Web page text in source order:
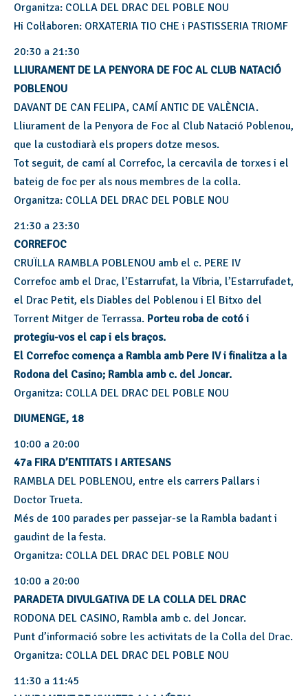
Organitza: COLLA DEL DRAC DEL POBLE NOU
Hi Col·laboren: ORXATERIA TIO CHE i PASTISSERIA TRIOMF
20:30 a 21:30
LLIURAMENT DE LA PENYORA DE FOC AL CLUB NATACIÓ
POBLENOU
DAVANT DE CAN FELIPA, CAMÍ ANTIC DE VALÈNCIA.
Lliurament de la Penyora de Foc al Club Natació Poblenou,
que la custodiarà els propers dotze mesos.
Tot seguit, de camí al Correfoc, la cercavila de torxes i el
bateig de foc per als nous membres de la colla.
Organitza: COLLA DEL DRAC DEL POBLE NOU
21:30 a 23:30
CORREFOC
CRUÏLLA RAMBLA POBLENOU amb el c. PERE IV
Correfoc amb el Drac, l’Estarrufat, la Víbria, l’Estarrufadet,
el Drac Petit, els Diables del Poblenou i El Bitxo del
Torrent Mitger de Terrassa. Porteu roba de cotó i
protegiu-vos el cap i els braços.
El Correfoc comença a Rambla amb Pere IV i finalitza a la
Rodona del Casino; Rambla amb c. del Joncar.
Organitza: COLLA DEL DRAC DEL POBLE NOU
DIUMENGE, 18
10:00 a 20:00
47a FIRA D’ENTITATS I ARTESANS
RAMBLA DEL POBLENOU, entre els carrers Pallars i
Doctor Trueta.
Més de 100 parades per passejar-se la Rambla badant i
gaudint de la festa.
Organitza: COLLA DEL DRAC DEL POBLE NOU
10:00 a 20:00
PARADETA DIVULGATIVA DE LA COLLA DEL DRAC
RODONA DEL CASINO, Rambla amb c. del Joncar.
Punt d’informació sobre les activitats de la Colla del Drac.
Organitza: COLLA DEL DRAC DEL POBLE NOU
11:30 a 11:45